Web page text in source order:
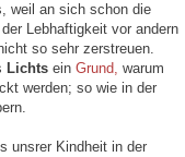
weil an sich schon die
Lebhaftigkeit vor andern
so sehr zerstreuen.
Lichts ein Grund, warum
werden; so wie in der
unsrer Kindheit in der